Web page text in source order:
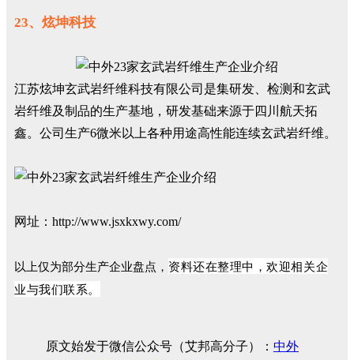
23、炫坤科技
江苏炫坤玄武岩纤维科技有限公司是集研发、检测和玄武
岩纤维及制品的生产基地，研发基础来源于四川航天拓
鑫。公司生产6微米以上各种用途高性能连续玄武岩纤维。
网址：http://www.jsxkxwy.com/
以上仅为部分生产企业盘点， 资料还在整理中，欢迎相关企
业与我们联系。
原文始发于微信公众号（艾邦高分子）： 中外